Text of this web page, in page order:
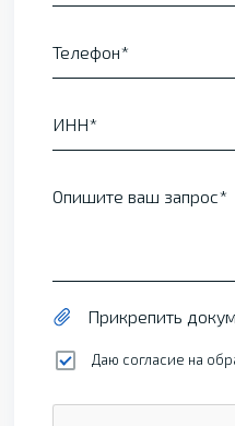
Телефон
ИНН
Опишите ваш запрос
Прикрепить
Даю согласие на